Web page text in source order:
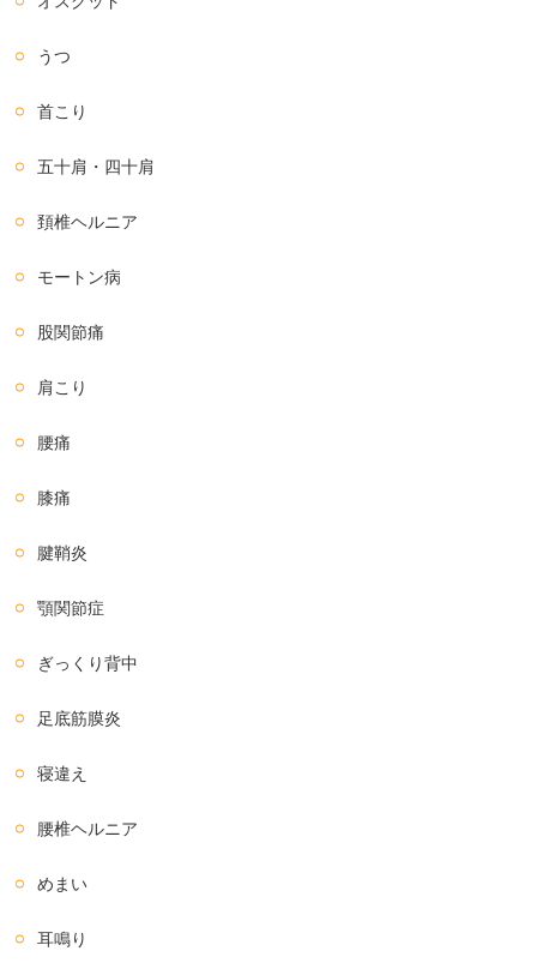
うつ
首こり
五十肩・四十肩
頚椎ヘルニア
モートン病
股関節痛
肩こり
腰痛
膝痛
腱鞘炎
顎関節症
ぎっくり背中
足底筋膜炎
寝違え
腰椎ヘルニア
めまい
耳鳴り